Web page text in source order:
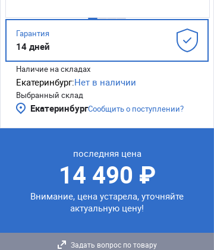
Гарантия
14 дней
Наличие на складах
Екатеринбург:Нет в наличии
Выбранный склад
ЕкатеринбургСообщить о поступлении?
последняя цена
14 490 ₽
Внимание, цена устарела, уточняйте
актуальную цену!
Задать вопрос по товару